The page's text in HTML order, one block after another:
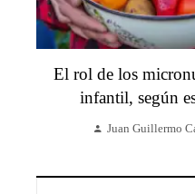
El rol de los
infantil, según
Juan Guillermo